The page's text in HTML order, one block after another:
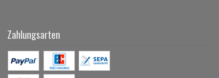
Zahlungsarten